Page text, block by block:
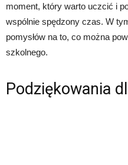
moment, który warto uczcić i
wspólnie spędzony czas. W
pomysłów na to, co można
szkolnego.
Podziękowania